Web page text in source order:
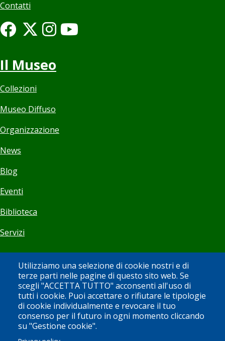
Utilizziamo una selezione di cookie nostri e di
terze parti nelle pagine di questo sito web. Se
scegli "ACCETTA TUTTO" acconsenti all'uso di
tutti i cookie. Puoi accettare o rifiutare le tipologie
di cookie individualmente e revocare il tuo
consenso per il futuro in ogni momento cliccando
su "Gestione cookie".
Contatti
Il Museo
Collezioni
Museo Diffuso
Organizzazione
News
Blog
Eventi
Biblioteca
Servizi
Visita
Orari
Biglietti
Bookshop